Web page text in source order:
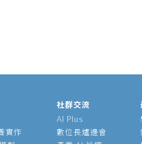
實作
社群交流
AI Plus
數位長爐邊會